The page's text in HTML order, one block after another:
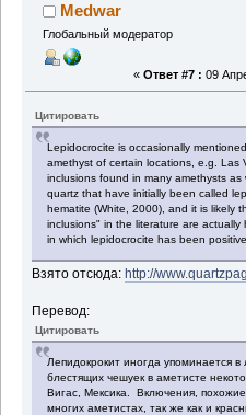
Medwar
Глобальный модератор
« Ответ #7 : 09
Цитировать
Lepidocrocite is occasionally
amethyst of certain locations, e.g. Las
inclusions found in many amethysts
quartz that have initially been called
hematite (White, 2000), and it is likely
inclusions" in the literature are
in which lepidocrocite has been
Взято отсюда:http://
Перевод:
Цитировать
Лепидокрокит иногда упоминается
блестящих чешуек в аметисте
Вигас, Мексика. Включения,
многих аметистах, так же как и